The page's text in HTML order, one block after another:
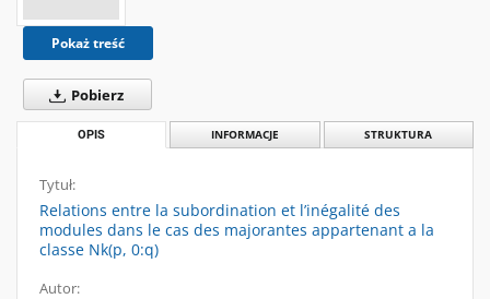
Pokaż treść
Pobierz
OPIS INFORMACJE STRUKTURA
Tytuł:
Relations entre la subordination et l’inégalité des
modules dans le cas des majorantes appartenant a la
classe Nk(p, 0:q)
Autor: